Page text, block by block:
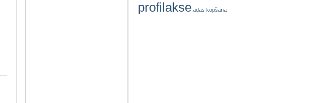
profilakse ādas kopšana